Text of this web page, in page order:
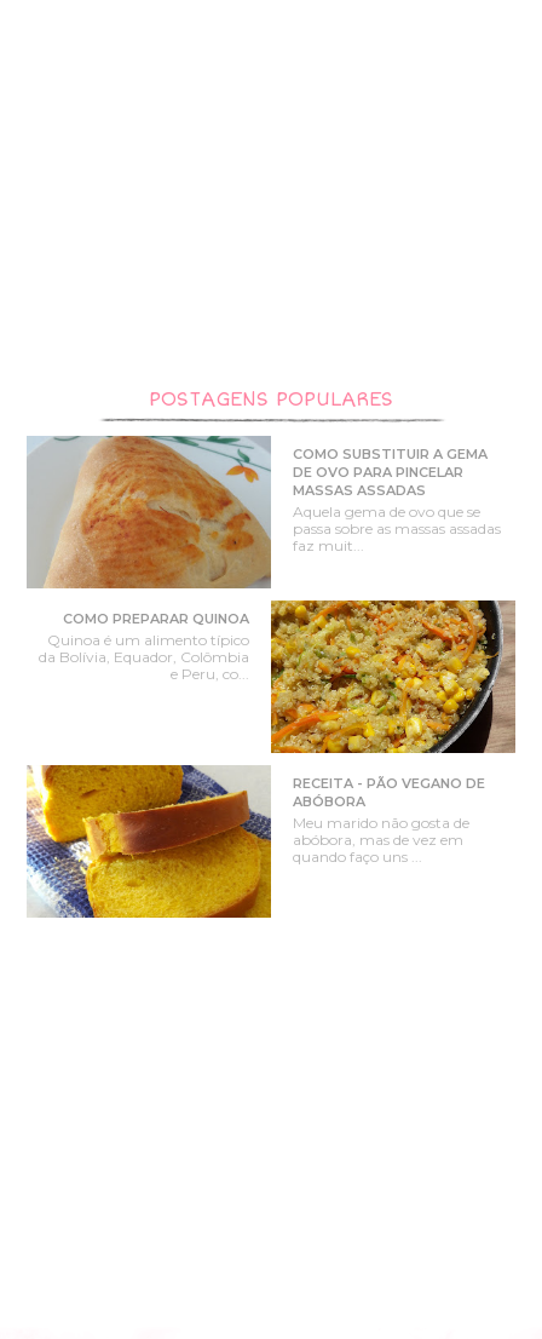
POSTAGENS POPULARES
COMO SUBSTITUIR A GEMA
DE OVO PARA PINCELAR
MASSAS ASSADAS
Aquela gema de ovo que se
passa sobre as massas assadas
faz muit...
COMO PREPARAR QUINOA
Quinoa é um alimento típico
da Bolívia, Equador, Colômbia
e Peru, co...
RECEITA - PÃO VEGANO DE
ABÓBORA
Meu marido não gosta de
abóbora, mas de vez em
quando faço uns ...